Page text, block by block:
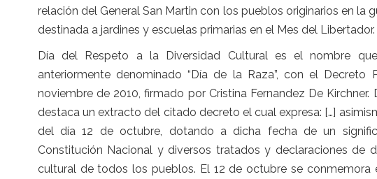
relación del General San Martin con los pueblos originarios en la
destinada a jardines y escuelas primarias en el Mes del Libertador.
Día del Respeto a la Diversidad Cultural es el nombre
anteriormente denominado “Día de la Raza”, con el
noviembre de 2010, firmado por Cristina Fernandez De
destaca un extracto del citado decreto el cual expresa: […]
del día 12 de octubre, dotando a dicha fecha de un
Constitución Nacional y diversos tratados y declaraciones de
cultural de todos los pueblos. El 12 de octubre se conmemora